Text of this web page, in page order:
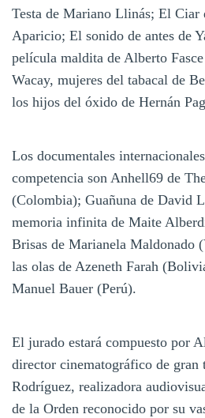
Testa de Mariano Llinás; El Ciar
Aparicio; El sonido de antes de
película maldita de Alberto
Wacay, mujeres del tabacal de
los hijos del óxido de Hernán
Los documentales
competencia son Anhell69 de
(Colombia); Guañuna de David
memoria infinita de Maite
Brisas de Marianela Maldonado
las olas de Azeneth Farah
Manuel Bauer (Perú).
El jurado estará compuesto por
director cinematográfico de gran
Rodríguez, realizadora
de la Orden reconocido por su